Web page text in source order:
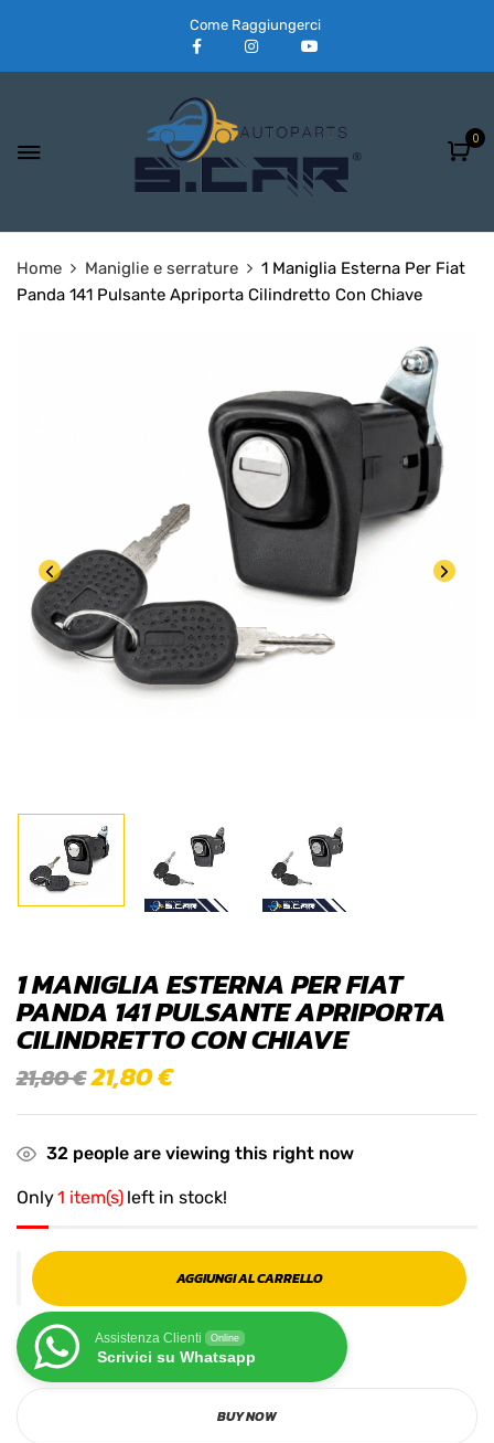
Come Raggiungerci
0
Home Maniglie e serrature
1 Maniglia Esterna Per Fiat
Panda 141 Pulsante Apriporta Cilindretto Con Chiave
1 MANIGLIA ESTERNA PER FIAT
PANDA 141 PULSANTE APRIPORTA
CILINDRETTO CON CHIAVE
21,80€21,80€
32 people are viewing this right now
Only1 item(s) left in stock!
AGGIUNGI AL CARRELLO
Assistenza Clienti Online
Scrivici su Whatsapp
BUY NOW